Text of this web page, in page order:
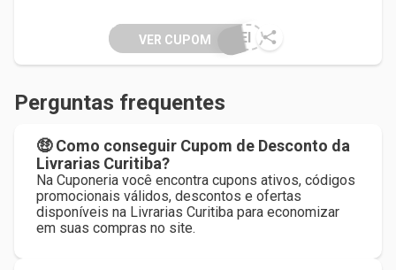
UEI
VER CUPOM
Perguntas frequentes
🤑 Como conseguir Cupom de Desconto da
Livrarias Curitiba?
Na Cuponeria você encontra cupons ativos, códigos
promocionais válidos, descontos e ofertas
disponíveis na Livrarias Curitiba para economizar
em suas compras no site.